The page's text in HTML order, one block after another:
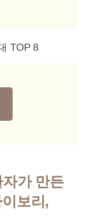
가 만든
보리,